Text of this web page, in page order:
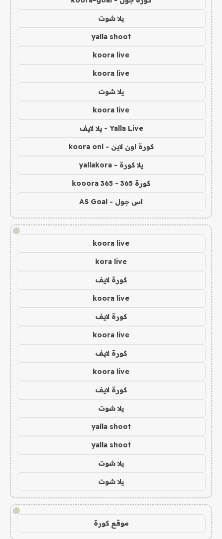
يلا شوت
yalla shoot
koora live
koora live
يلا شوت
koora live
Yalla Live - يلا لايف
كورة اون لاين - koora onl
يلا كورة - yallakora
كورة 365 - kooora 365
اس جول - AS Goal
!
koora live
kora live
كورة لايف
koora live
كورة لايف
koora live
كورة لايف
koora live
كورة لايف
يلا شوت
yalla shoot
yalla shoot
يلا شوت
يلا شوت
!
موقع كورة